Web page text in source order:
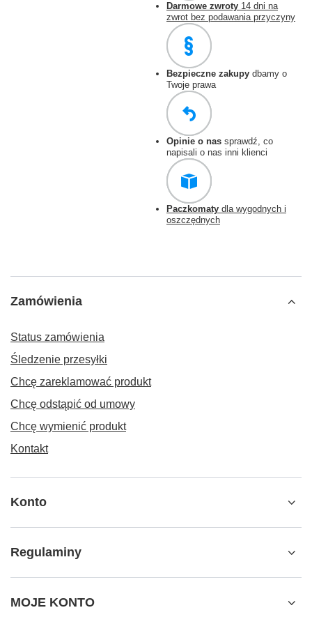
Darmowe zwroty 14 dni na
zwrot bez podawania przyczyny
Bezpieczne zakupy dbamy o
Twoje prawa
Opinie o nas sprawdź, co
napisali o nas inni klienci
Paczkomaty dla wygodnych i
oszczędnych
Zamówienia
Status zamówienia
Śledzenie przesyłki
Chcę zareklamować produkt
Chcę odstąpić od umowy
Chcę wymienić produkt
Kontakt
Konto
Regulaminy
MOJE KONTO